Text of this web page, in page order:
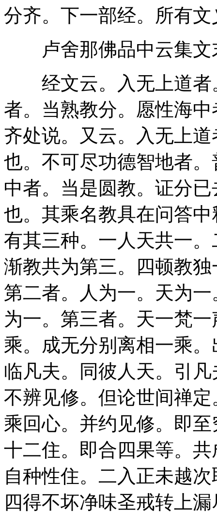
分齐。下一部经。所有
卢舍那佛品中云集文
经文云。入无上道者
者。当熟教分。愿性海
齐处说。又云。入无上
也。不可尽功德智地者
中者。当是圆教。证分
也。其乘名教具在问答
有其三种。一人天共一
渐教共为第三。四顿教
第二者。人为一。天为
为一。第三者。天一梵
乘。成无分别离相一乘
临凡夫。同彼人天。引
不辨见修。但论世间禅
乘回心。并约见修。即
十二住。即合四果等。
自种性住。二入正未越
四得不坏净味圣戒转上